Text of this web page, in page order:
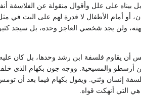
بيناه على علل وأقوال منقولة عن الفلاسفة
أو أمام الأطفال لا قدرة لهم على البث في
ولن يجد شخصي العاجز وحده، بل سيجد
أن يقاوم فلسفة ابن رشد وحدها، بل كان
أرسطو والمسيحية. ووجه جون بكهام الذي
إنسان وثني. ويقول بكهام فيما بعد أن